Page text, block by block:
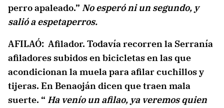
perro apaleado.” No esperó ni un segundo, y
salió a espetaperros.
AFILAÓ: Afilador. Todavía recorren la Serranía
afiladores subidos en bicicletas en las que
acondicionan la muela para afilar cuchillos y
tijeras. En Benaoján dicen que traen mala
suerte. “ Ha venío un afilao, ya veremos quien